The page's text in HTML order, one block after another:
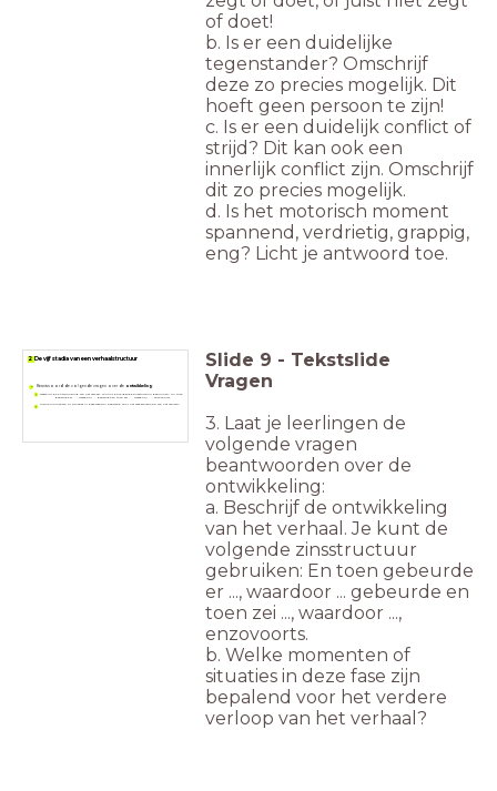
of doet!
b. Is er een duidelijke
tegenstander? Omschrijf
deze zo precies mogelijk. Dit
hoeft geen persoon te zijn!
c. Is er een duidelijk conflict of
strijd? Dit kan ook een
innerlijk conflict zijn. Omschrijf
dit zo precies mogelijk.
d. Is het motorisch moment
spannend, verdrietig, grappig,
eng? Licht je antwoord toe.
3.
Beantwoord de volgende vragen over de ontwikkeling
Beschrijf de ontwikkeling van het verhaal. Je kunt de volgende zinsstructuur gebruiken: En toen
gebeurde er ..., waardoor ... gebeurde en toen zei ..., waardoor ..., enzovoorts.
Welke momenten of situaties in deze fase zijn bepalend voor het verdere verloop van het verhaal?
2 De vijf stadia van een verhaalstructuur Slide 9 - Tekstslide
Vragen
3. Laat je leerlingen de
volgende vragen
beantwoorden over de
ontwikkeling:
a. Beschrijf de ontwikkeling
van het verhaal. Je kunt de
volgende zinsstructuur
gebruiken: En toen gebeurde
er ..., waardoor ... gebeurde en
toen zei ..., waardoor ...,
enzovoorts.
b. Welke momenten of
situaties in deze fase zijn
bepalend voor het verdere
verloop van het verhaal?